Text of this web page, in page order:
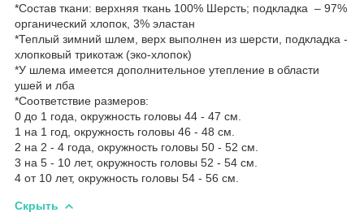
*Состав ткани: верхняя ткань 100% Шерсть; подкладка – 97%
органический хлопок, 3% эластан
*Теплый зимний шлем, верх выполнен из шерсти, подкладка -
хлопковый трикотаж (эко-хлопок)
*У шлема имеется дополнительное утепление в области
ушей и лба
*Соответствие размеров:
0 до 1 года, окружность головы 44 - 47 см.
1 на 1 год, окружность головы 46 - 48 см.
2 на 2 - 4 года, окружность головы 50 - 52 см.
3 на 5 - 10 лет, окружность головы 52 - 54 см.
4 от 10 лет, окружность головы 54 - 56 см.
Скрыть